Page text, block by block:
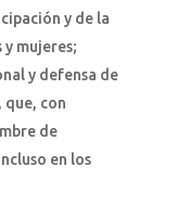
y de la
mujeres;
y defensa de
que, con
de
en los